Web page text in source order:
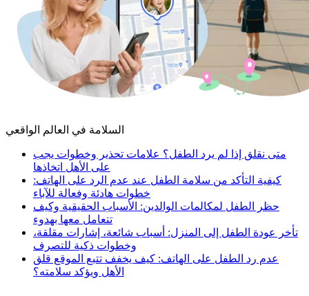
السلامة في العالم الواقعي
متى نقلق إذا لم يرد الطفل؟ علامات تحذير وخطوات يجب
على الأهل اتخاذها
كيفية التأكد من سلامة الطفل عند عدم الرد على الهاتف:
خطوات هادئة وفعالة للآباء
حظر الطفل لمكالمات الوالدين: الأسباب الحقيقية وكيف
تتعامل معها بهدوء
تأخر عودة الطفل إلى المنزل: أسباب شائعة، إشارات مقلقة،
وخطوات ذكية للتصرف
عدم رد الطفل على الهاتف: كيف يخفف تتبع الموقع قلق
الأهل ويؤكد سلامته؟